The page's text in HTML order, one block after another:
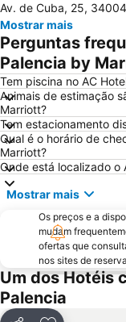
José Zorrilla
Av. de Cuba, 25,
Mostrar mais
Perguntas
Palencia by
Tem piscina no AC
Animais de estimação
Marriott?
Tem estacionamento
Qual é o horário de
Marriott?
Onde está localizado o
Mostrar mais
Os preços e a
mudam
ofertas que
nos sites de
Um dos Hotéis
Palencia